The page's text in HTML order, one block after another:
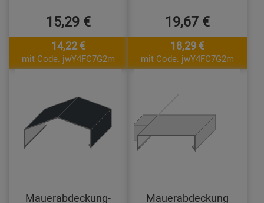
15,29 €
14,22 €
mit Code: jwY4FC7G2m
19,67 €
18,29 €
mit Code: jwY4FC7G2m
Mauerabdeckung-
Mauerabdeckung